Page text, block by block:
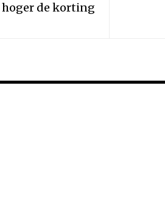
hoger de korting